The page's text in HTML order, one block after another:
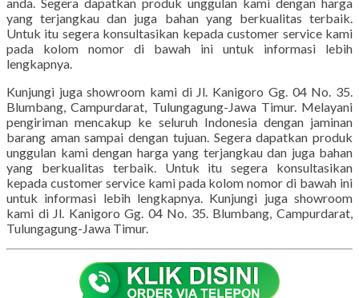
yang terjangkau dan juga bahan yang berkualitas terbaik.
Untuk itu segera konsultasikan kepada customer service kami
pada kolom nomor di bawah ini untuk informasi lebih
lengkapnya.
Kunjungi juga showroom kami di Jl. Kanigoro Gg. 04 No. 35.
Blumbang, Campurdarat, Tulungagung-Jawa Timur. Melayani
pengiriman mencakup ke seluruh Indonesia dengan jaminan
barang aman sampai dengan tujuan. Segera dapatkan produk
unggulan kami dengan harga yang terjangkau dan juga bahan
yang berkualitas terbaik. Untuk itu segera konsultasikan
kepada customer service kami pada kolom nomor di bawah ini
untuk informasi lebih lengkapnya. Kunjungi juga showroom
kami di Jl. Kanigoro Gg. 04 No. 35. Blumbang, Campurdarat,
Tulungagung-Jawa Timur.